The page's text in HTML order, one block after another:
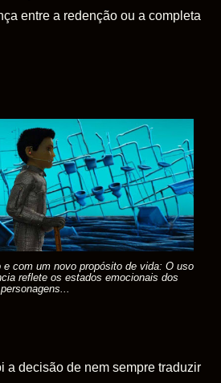
entre a redenção ou a completa
com um novo propósito de vida: O uso
reflete os estados emocionais dos
personagens...
a decisão de nem sempre traduzir